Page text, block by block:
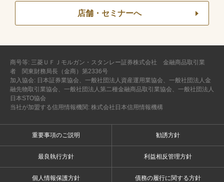
店舗・セミナーへ
商号等: 三菱ＵＦＪモルガン・スタンレー証券株式会社 金融商品取引業
者 関東財務局長（金商）第2336号
加入協会: 日本証券業協会、一般社団法人資産運用業協会、一般社団法人金
融先物取引業協会、一般社団法人第二種金融商品取引業協会、一般社団法人
日本STO協会
当社が加盟する信用情報機関: 株式会社日本信用情報機構
重要事項のご説明 勧誘方針
最良執行方針 利益相反管理方針
個人情報保護方針 債務の履行に関する方針